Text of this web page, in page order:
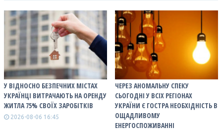
У ВІДНОСНО БЕЗПЕЧНИХ МІСТАХ
УКРАЇНЦІ ВИТРАЧАЮТЬ НА ОРЕНДУ
ЖИТЛА 75% СВОЇХ ЗАРОБІТКІВ
2026-08-06 16:45
ЧЕРЕЗ АНОМАЛЬНУ СПЕКУ
СЬОГОДНІ У ВСІХ РЕГІОНАХ
УКРАЇНИ Є ГОСТРА НЕОБХІДНІСТЬ В
ОЩАДЛИВОМУ
ЕНЕРГОСПОЖИВАННІ